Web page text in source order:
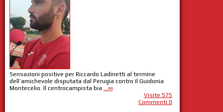
Sensazioni positive per Riccardo Ladinetti al termine
dell’amichevole disputata dal Perugia contro il Guidonia
Montecelio. Il centrocampista bia ...»»
Visite 575
Commenti 0